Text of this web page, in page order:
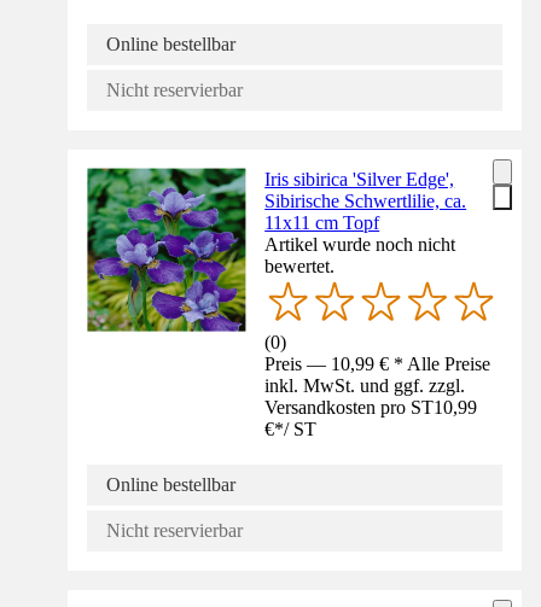
Online bestellbar
Nicht reservierbar
Iris sibirica 'Silver Edge',
Sibirische Schwertlilie, ca.
11x11 cm Topf
Artikel wurde noch nicht
bewertet.
(0)
Preis — 10,99 € * Alle Preise
inkl. MwSt. und ggf. zzgl.
Versandkosten pro ST10,99
€*/ ST
Online bestellbar
Nicht reservierbar